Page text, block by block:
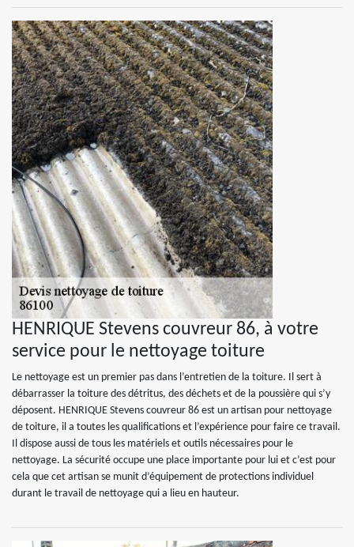
HENRIQUE Stevens couvreur 86, à votre
service pour le nettoyage toiture
Le nettoyage est un premier pas dans l’entretien de la toiture. Il sert à
débarrasser la toiture des détritus, des déchets et de la poussière qui s’y
déposent. HENRIQUE Stevens couvreur 86 est un artisan pour nettoyage
de toiture, il a toutes les qualifications et l’expérience pour faire ce travail.
Il dispose aussi de tous les matériels et outils nécessaires pour le
nettoyage. La sécurité occupe une place importante pour lui et c’est pour
cela que cet artisan se munit d’équipement de protections individuel
durant le travail de nettoyage qui a lieu en hauteur.